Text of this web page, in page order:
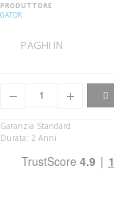
PRODUTTORE
GATOR
PAGHI IN
Garanzia Standard
Durata: 2 Anni